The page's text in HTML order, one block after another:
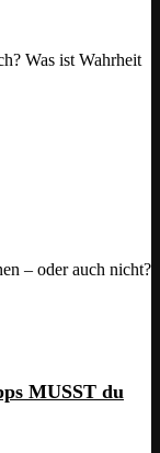
Was ist Wahrheit
– oder auch nicht?
MUSST du